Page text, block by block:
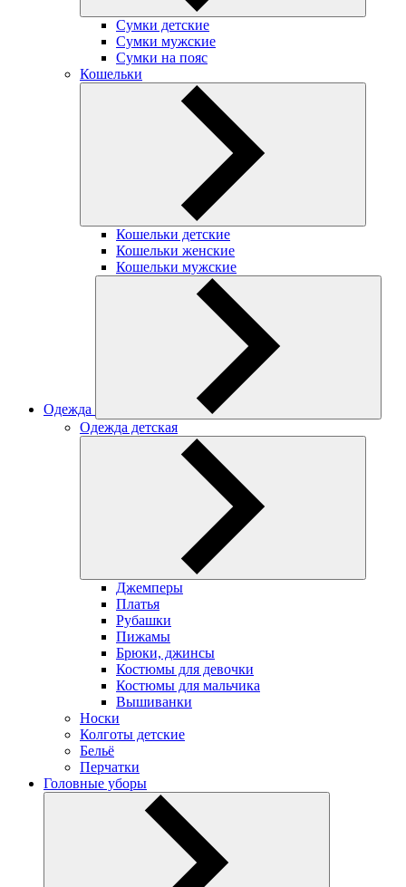
Сумки детские
Сумки мужские
Сумки на пояс
Кошельки
Кошельки детские
Кошельки женские
Кошельки мужские
Одежда
Одежда детская
Джемперы
Платья
Рубашки
Пижамы
Брюки, джинсы
Костюмы для девочки
Костюмы для мальчика
Вышиванки
Носки
Колготы детские
Бельё
Перчатки
Головные уборы